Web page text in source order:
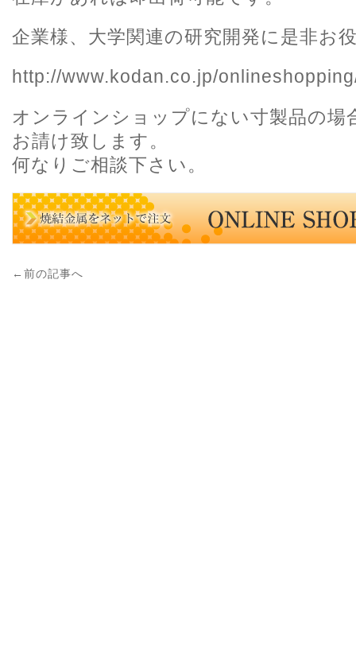
企業様、大学関連の研究開発に是非お
http://www.kodan.co.jp/
オンラインショップにない寸製品の場
お請け致します。
何なりご相談下さい。
←前の記事へ